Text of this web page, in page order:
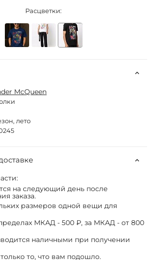
Расцветки:
McQueen
лето
на следующий день после
заказа.
размеров одной вещи для
МКАД - 500 ₽, за МКАД - от 800
наличными при получении
то, что вам подошло.